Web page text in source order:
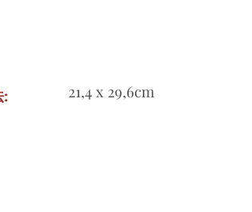
21,4 x 29,6cm
: